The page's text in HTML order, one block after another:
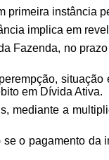
primeira instância
implica em
Fazenda, no
em Dívida Ativa.
mediante a
o pagamento